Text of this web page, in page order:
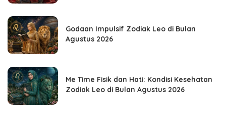
Godaan Impulsif Zodiak Leo di Bulan
Agustus 2026
Me Time Fisik dan Hati: Kondisi Kesehatan
Zodiak Leo di Bulan Agustus 2026